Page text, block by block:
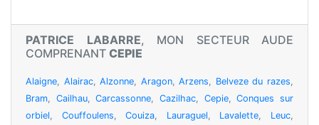
PATRICE LABARRE, MON SECTEUR AUDE
COMPRENANT CEPIE
Alaigne, Alairac,Alzonne, Aragon,Arzens, Belveze du razes,
Bram, Cailhau,Carcassonne,Cazilhac, Cepie,Conques sur
orbiel, Couffoulens,Couiza, Lauraguel, Lavalette, Leuc,